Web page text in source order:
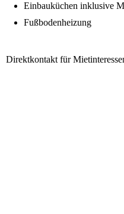
Einbauküchen inklusive
Fußbodenheizung
Direktkontakt für